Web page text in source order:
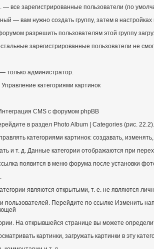
— все зарегистрированные пользователи (по
— вам нужно создать группу, затем в настройках
разрешить пользователям этой группу
зарегистрированные пользователи не
только администратор.
Управление категориями картинок
CMS с форумом phpBB
в раздел Photo Album | Categories (рис.
категориями картинок: создавать,
и т. д. Данные категории отображаются при
появится в меню форума после установки
являются открытыми, т. е. не являются
пользователей. Перейдите по ссылке Изменить
На открывшейся странице вы можете
картинки, загружать картинки в эту